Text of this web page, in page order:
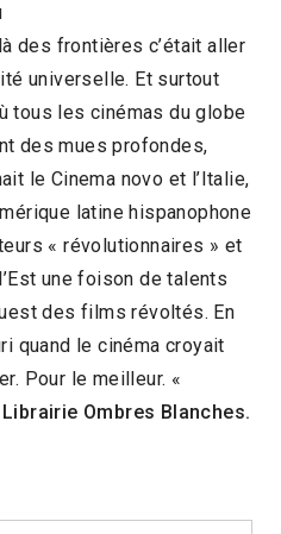
des frontières c’était aller
universelle. Et surtout
tous les cinémas du globe
des mues profondes,
le Cinema novo et l’Italie,
latine hispanophone
« révolutionnaires » et
une foison de talents
des films révoltés. En
quand le cinéma croyait
Pour le meilleur. «
Librairie Ombres Blanches.